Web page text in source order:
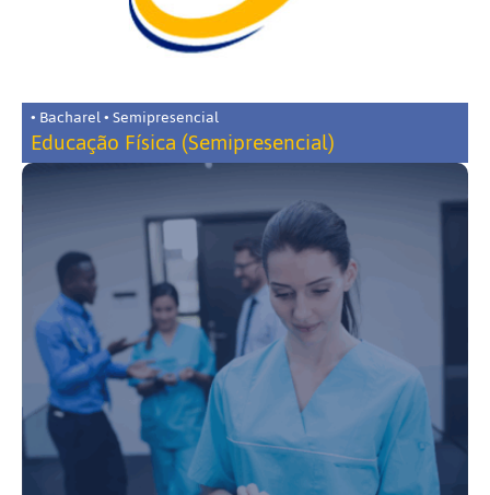
• Bacharel • Semipresencial
Educação Física (Semipresencial)